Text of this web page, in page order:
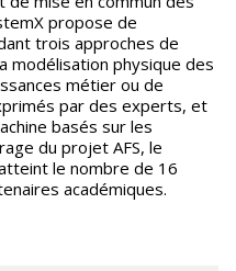
propose de
trois approches de
modélisation physique des
métier ou de
par des experts, et
basés sur les
du projet AFS, le
le nombre de 16
académiques.